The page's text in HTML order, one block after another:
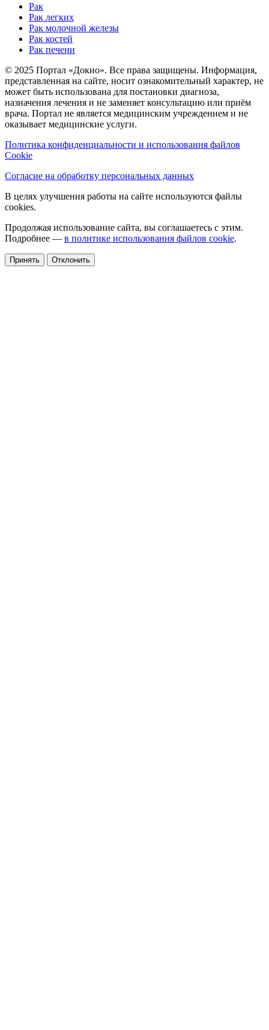
Рак
Рак легких
Рак молочной железы
Рак костей
Рак печени
© 2025 Портал «Докио». Все права защищены. Информация,
представленная на сайте, носит ознакомительный характер, не
может быть использована для постановки диагноза,
назначения лечения и не заменяет консультацию или приём
врача. Портал не является медицинским учреждением и не
оказывает медицинские услуги.
Политика конфиденциальности и использования файлов
Cookie
Согласие на обработку персональных данных
В целях улучшения работы на сайте используются файлы
cookies.
Продолжая использование сайта, вы соглашаетесь с этим.
Подробнее — в политике использования файлов cookie.
Принять Отклонить